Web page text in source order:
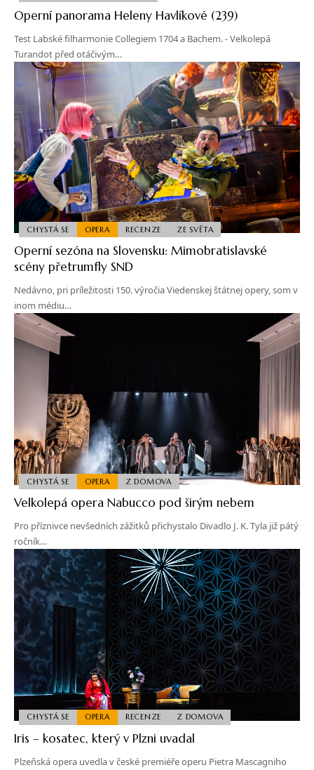
Operní panorama Heleny Havlíkové (239)
Test Labské filharmonie Collegiem 1704 a Bachem. - Velkolepá
Turandot před otáčivým…
CHYSTÁ SE OPERA RECENZE ZE SVĚTA
Operní sezóna na Slovensku: Mimobratislavské
scény přetrumfly SND
Nedávno, pri príležitosti 150. výročia Viedenskej štátnej opery, som v
inom médiu…
CHYSTÁ SE OPERA Z DOMOVA
Velkolepá opera Nabucco pod širým nebem
Pro příznivce nevšedních zážitků přichystalo Divadlo J. K. Tyla již pátý
ročník…
CHYSTÁ SE OPERA RECENZE Z DOMOVA
Iris – kosatec, který v Plzni uvadal
Plzeňská opera uvedla v české premiéře operu Pietra Mascagniho